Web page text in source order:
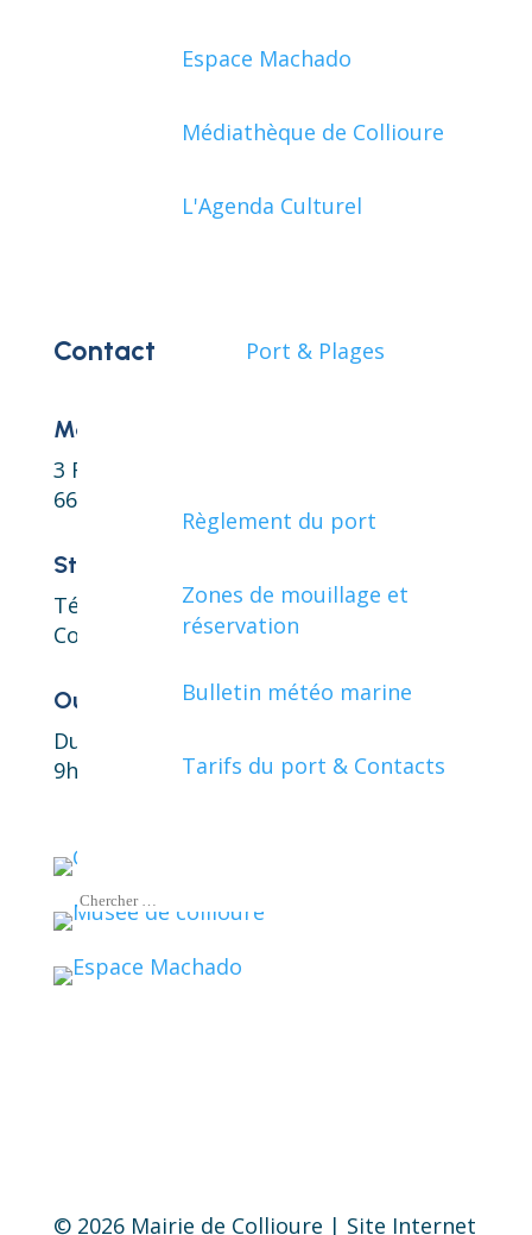
Espace Machado
Médiathèque de Collioure
L'Agenda Culturel
Port & Plages
Règlement du port
Zones de mouillage et
réservation
Bulletin météo marine
Tarifs du port & Contacts
Contact
Mairie de Collioure
3 Rue de la République
66190 Collioure
Standard
Téléphone : 04 68 82 05 66
Courriel :
contact@collioure.fr
Ouverture au public
Du lundi au vendredi
9h00-12h00 et 14h00-17h00
© 2026 Mairie de Collioure | Site Internet